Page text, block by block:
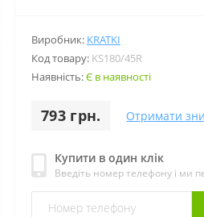
Виробник: KRATKI
Код товару: KS180/45R
Наявність:Є в наявності
793 грн. Отримати
Купити в один клік
Введіть номер телефону і ми